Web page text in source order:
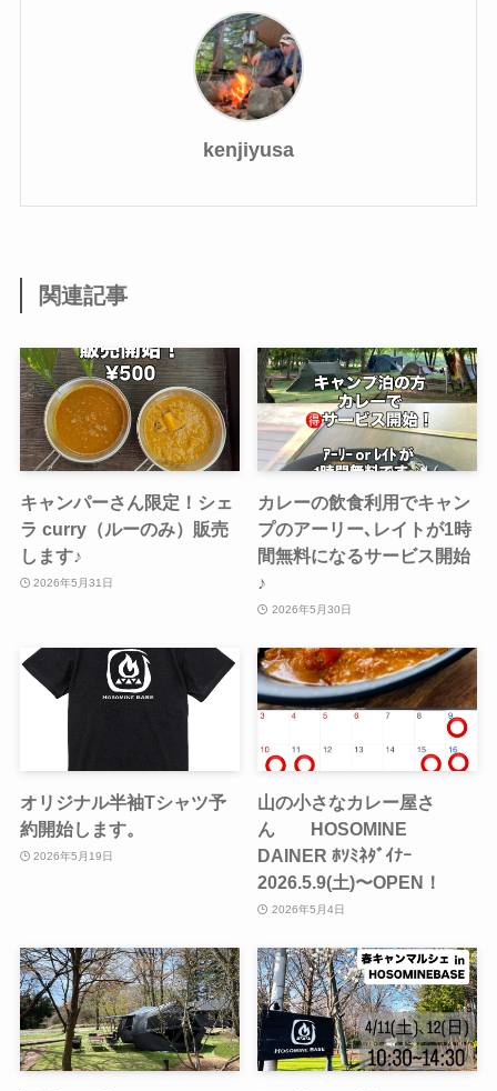
kenjiyusa
関連記事
キャンパーさん限定！シェ
ラ curry（ルーのみ）販売
します♪
2026年5月31日
カレーの飲食利用でキャン
プのアーリー､レイトが1時
間無料になるサービス開始
♪
2026年5月30日
オリジナル半袖Tシャツ予
約開始します。
2026年5月19日
山の小さなカレー屋さ
ん HOSOMINE
DAINER ﾎｿﾐﾈﾀﾞｲﾅｰ
2026.5.9(土)〜OPEN！
2026年5月4日